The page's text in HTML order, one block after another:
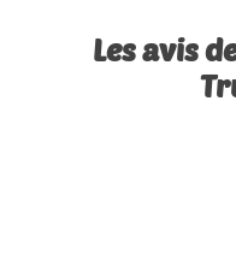
Les avis